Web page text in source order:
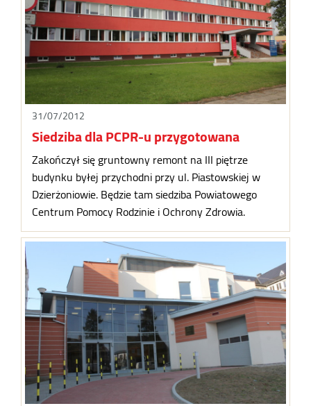
31/07/2012
Siedziba dla PCPR-u przygotowana
Zakończył się gruntowny remont na III piętrze
budynku byłej przychodni przy ul. Piastowskiej w
Dzierżoniowie. Będzie tam siedziba Powiatowego
Centrum Pomocy Rodzinie i Ochrony Zdrowia.